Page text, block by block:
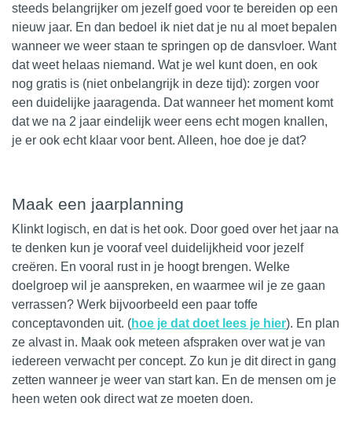
steeds belangrijker om jezelf goed voor te bereiden op een
nieuw jaar. En dan bedoel ik niet dat je nu al moet bepalen
wanneer we weer staan te springen op de dansvloer. Want
dat weet helaas niemand. Wat je wel kunt doen, en ook
nog gratis is (niet onbelangrijk in deze tijd): zorgen voor
een duidelijke jaaragenda. Dat wanneer het moment komt
dat we na 2 jaar eindelijk weer eens echt mogen knallen,
je er ook echt klaar voor bent. Alleen, hoe doe je dat?
Maak een jaarplanning
Klinkt logisch, en dat is het ook. Door goed over het jaar na
te denken kun je vooraf veel duidelijkheid voor jezelf
creëren. En vooral rust in je hoogt brengen. Welke
doelgroep wil je aanspreken, en waarmee wil je ze gaan
verrassen? Werk bijvoorbeeld een paar toffe
conceptavonden uit. (hoe je dat doet lees je hier). En plan
ze alvast in. Maak ook meteen afspraken over wat je van
iedereen verwacht per concept. Zo kun je dit direct in gang
zetten wanneer je weer van start kan. En de mensen om je
heen weten ook direct wat ze moeten doen.